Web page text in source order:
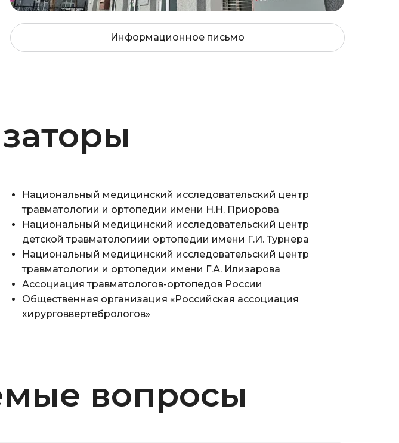
Шаблон для презентации спикеров
Информационное письмо
Национальный медицинский исследовательский центр
травматологии и ортопедии имени Н.Н. Приорова
Национальный медицинский исследовательский центр
детской травматологиии ортопедии имени Г.И. Турнера
Национальный медицинский исследовательский центр
травматологии и ортопедии имени Г.А. Илизарова
Ассоциация травматологов-ортопедов России
Общественная организация «Российская ассоциация
хирурговвертебрологов»
вопросы